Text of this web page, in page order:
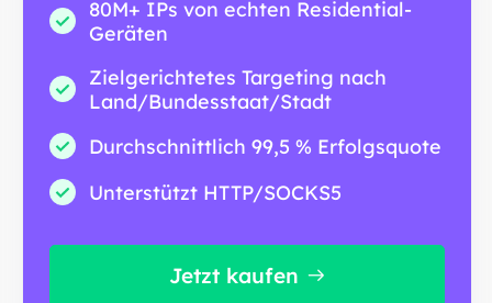
80M+ IPs von echten Residential-
Geräten
Zielgerichtetes Targeting nach
Land/Bundesstaat/Stadt
Durchschnittlich 99,5 % Erfolgsquote
Unterstützt HTTP/SOCKS5
Jetzt kaufen